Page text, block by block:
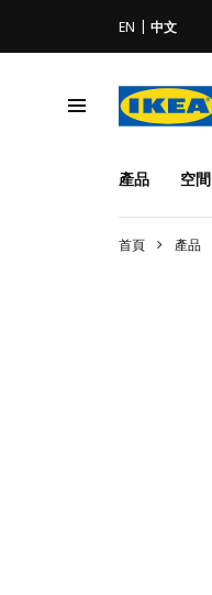
EN 中文
產品 空間
首頁 產品